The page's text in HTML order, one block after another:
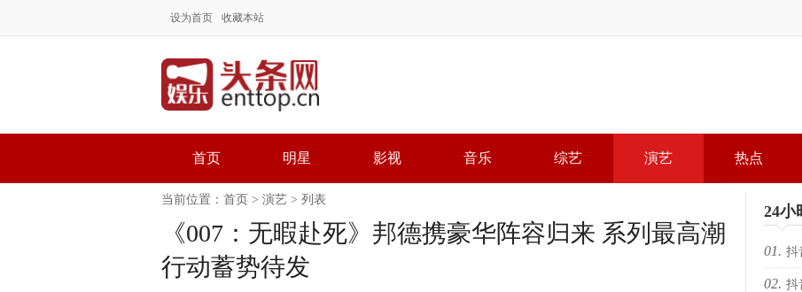
设为首页 收藏本站
首页 明星 影视 音乐 综艺 演艺 热点
当前位置： 首页 > 演艺 > 列表
《007：无暇赴死》邦德携豪华阵容归来 系列最高潮
行动蓄势待发
24小
01. 抖
局，
02. 抖